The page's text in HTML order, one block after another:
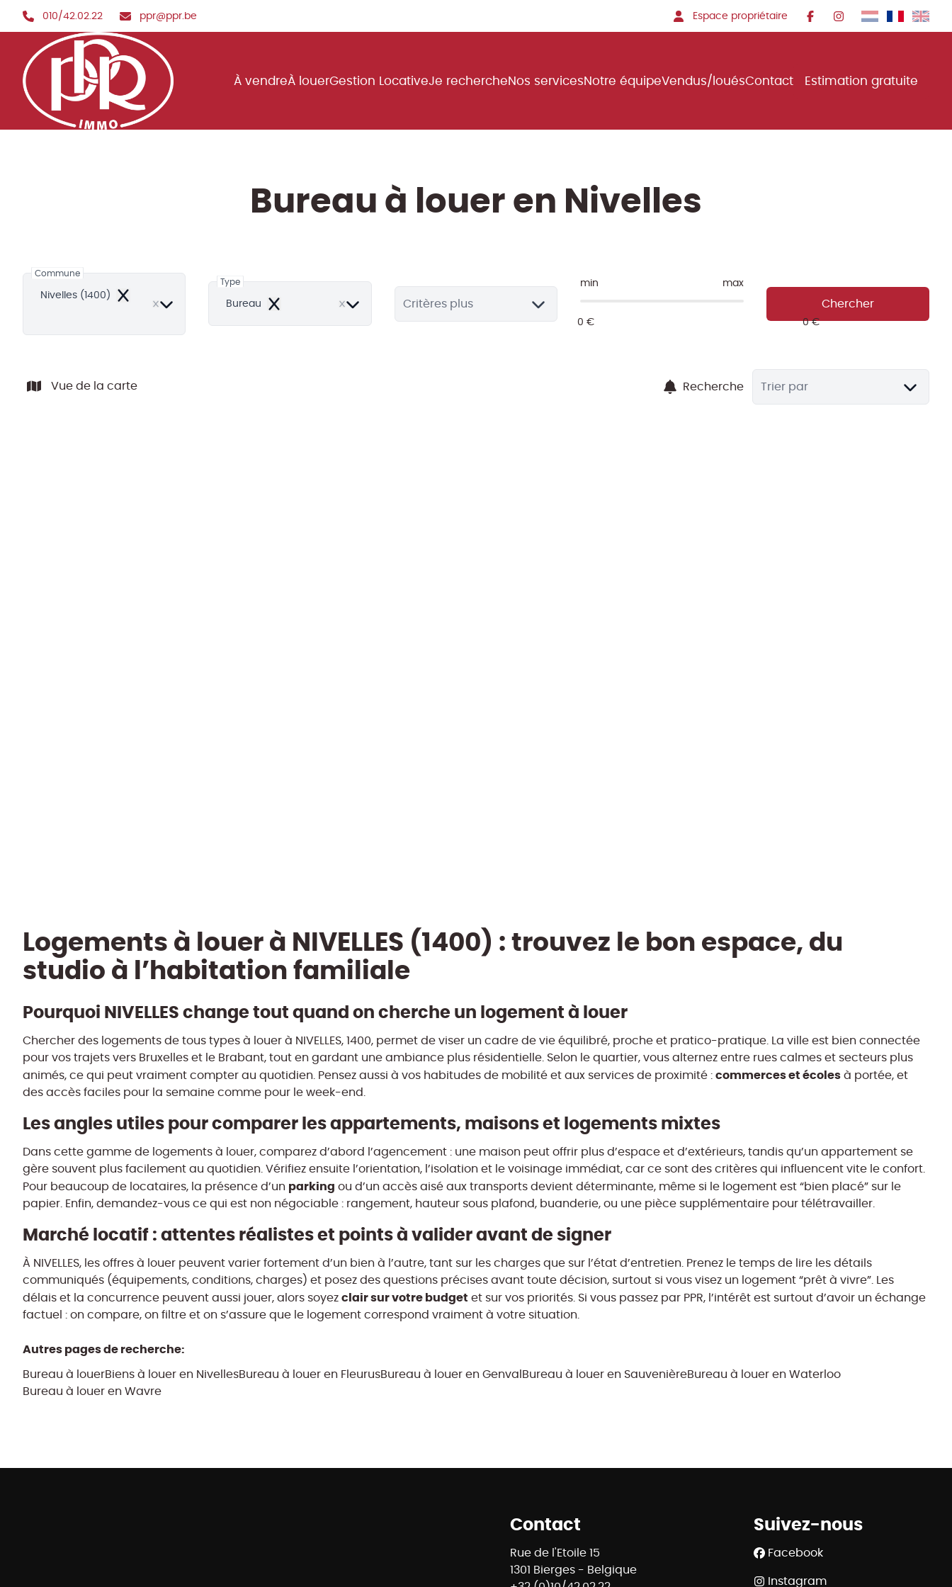
Aller au contenu principal
010/42.02.22 ppr@ppr.be Espace propriétaire
À vendreÀ louerGestion LocativeJe rechercheNos servicesNotre équipeVendus/louésContact Estimation gratuite
Bureau à louer en Nivelles
Commune
Nivelles (1400)
Remove
Type
Bureau
Remove Critères plus
min max
Chercher
Vue de la carte Recherche Trier par
Logements à louer à NIVELLES (1400) : trouvez le bon espace, du
studio à l’habitation familiale
Pourquoi NIVELLES change tout quand on cherche un logement à louer
Chercher des logements de tous types à louer à NIVELLES, 1400, permet de viser un cadre de vie équilibré, proche et pratico-pratique. La ville est bien connectée
pour vos trajets vers Bruxelles et le Brabant, tout en gardant une ambiance plus résidentielle. Selon le quartier, vous alternez entre rues calmes et secteurs plus
animés, ce qui peut vraiment compter au quotidien. Pensez aussi à vos habitudes de mobilité et aux services de proximité : commerces et écoles à portée, et
des accès faciles pour la semaine comme pour le week-end.
Les angles utiles pour comparer les appartements, maisons et logements mixtes
Dans cette gamme de logements à louer, comparez d’abord l’agencement : une maison peut offrir plus d’espace et d’extérieurs, tandis qu’un appartement se
gère souvent plus facilement au quotidien. Vérifiez ensuite l’orientation, l’isolation et le voisinage immédiat, car ce sont des critères qui influencent vite le confort.
Pour beaucoup de locataires, la présence d’un parking ou d’un accès aisé aux transports devient déterminante, même si le logement est “bien placé” sur le
papier. Enfin, demandez-vous ce qui est non négociable : rangement, hauteur sous plafond, buanderie, ou une pièce supplémentaire pour télétravailler.
Marché locatif : attentes réalistes et points à valider avant de signer
À NIVELLES, les offres à louer peuvent varier fortement d’un bien à l’autre, tant sur les charges que sur l’état d’entretien. Prenez le temps de lire les détails
communiqués (équipements, conditions, charges) et posez des questions précises avant toute décision, surtout si vous visez un logement “prêt à vivre”. Les
délais et la concurrence peuvent aussi jouer, alors soyez clair sur votre budget et sur vos priorités. Si vous passez par PPR, l’intérêt est surtout d’avoir un échange
factuel : on compare, on filtre et on s’assure que le logement correspond vraiment à votre situation.
Autres pages de recherche:
Bureau à louerBiens à louer en NivellesBureau à louer en FleurusBureau à louer en GenvalBureau à louer en SauvenièreBureau à louer en Waterloo
Bureau à louer en Wavre
Contact
Rue de l'Etoile 15
1301 Bierges - Belgique
Suivez-nous
Facebook
Instagram